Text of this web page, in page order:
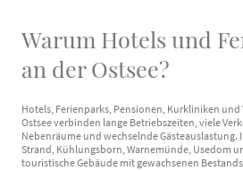
Warum Hotels und
an der Ostsee?
Hotels, Ferienparks, Pensionen, Kurkliniken und
Ostsee verbinden lange Betriebszeiten, viele
Nebenräume und wechselnde
Strand, Kühlungsborn, Warnemünde, Usedom
touristische Gebäude mit gewachsenen